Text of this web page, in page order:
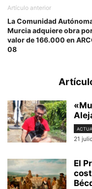
Artículo anterior
La Comunidad
Murcia adquiere obra
valor de 166.000 en
08
21
El